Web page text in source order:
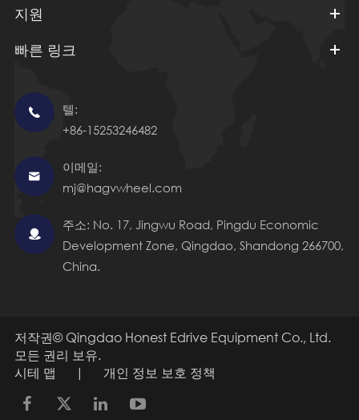
지원
빠른 링크

텔:
+86-15253246482

이메일:
mj@hagvwheel.com

주소: No. 17, Jingwu Road, Pingdu Economic
Development Zone, Qingdao, Shandong 266700,
China.
저작권© Qingdao Honest Edrive Equipment Co., Ltd.
모든 권리 보유.
시테 맵
|
개인 정보 보호 정책
